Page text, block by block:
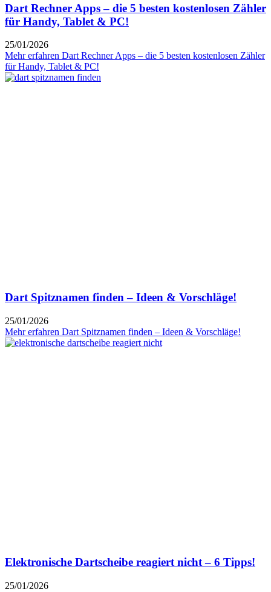
Dart Rechner Apps – die 5 besten kostenlosen Zähler
für Handy, Tablet & PC!
25/01/2026
Mehr erfahren Dart Rechner Apps – die 5 besten kostenlosen Zähler
für Handy, Tablet & PC!
Dart Spitznamen finden – Ideen & Vorschläge!
25/01/2026
Mehr erfahren Dart Spitznamen finden – Ideen & Vorschläge!
Elektronische Dartscheibe reagiert nicht – 6 Tipps!
25/01/2026